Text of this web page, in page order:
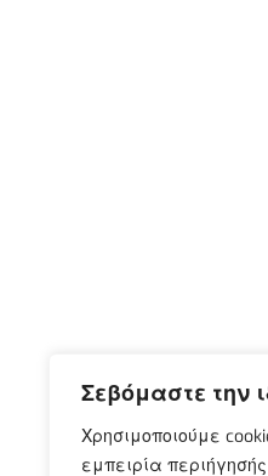
Σεβόμαστε την
Χρησιμοποιούμε
εμπειρία